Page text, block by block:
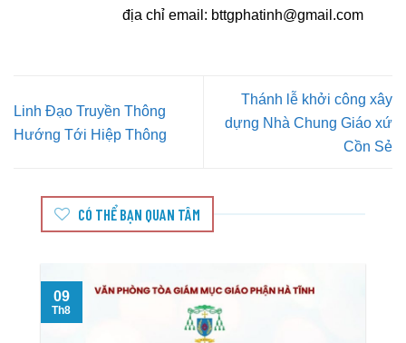
địa chỉ email: bttgphatinh@gmail.com
Linh Đạo Truyền Thông
Hướng Tới Hiệp Thông
Thánh lễ khởi công xây
dựng Nhà Chung Giáo xứ
Cồn Sẻ
CÓ THỂ BẠN QUAN TÂM
09
Th8